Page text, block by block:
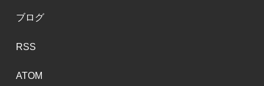
ブログ
RSS
ATOM